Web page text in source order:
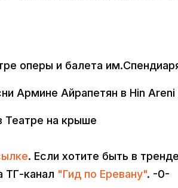
оперы и балета
Армине Айрапетян в Hin Areni
Театре на крыше
. Если хотите быть в
ТГ-канал "Гид по Еревану". -0-